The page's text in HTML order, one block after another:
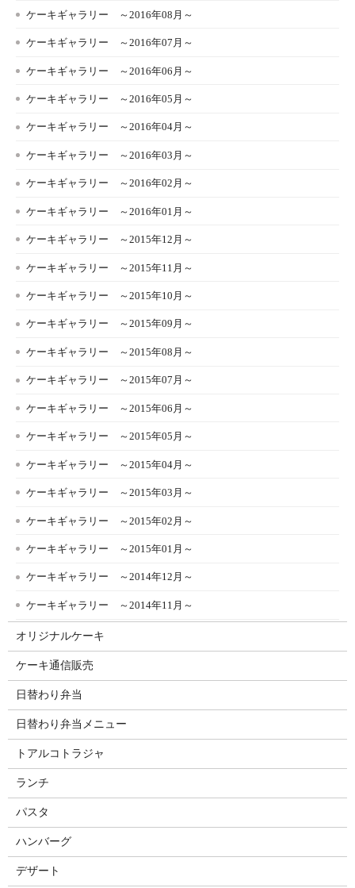
ケーキギャラリー ～2016年08月～
ケーキギャラリー ～2016年07月～
ケーキギャラリー ～2016年06月～
ケーキギャラリー ～2016年05月～
ケーキギャラリー ～2016年04月～
ケーキギャラリー ～2016年03月～
ケーキギャラリー ～2016年02月～
ケーキギャラリー ～2016年01月～
ケーキギャラリー ～2015年12月～
ケーキギャラリー ～2015年11月～
ケーキギャラリー ～2015年10月～
ケーキギャラリー ～2015年09月～
ケーキギャラリー ～2015年08月～
ケーキギャラリー ～2015年07月～
ケーキギャラリー ～2015年06月～
ケーキギャラリー ～2015年05月～
ケーキギャラリー ～2015年04月～
ケーキギャラリー ～2015年03月～
ケーキギャラリー ～2015年02月～
ケーキギャラリー ～2015年01月～
ケーキギャラリー ～2014年12月～
ケーキギャラリー ～2014年11月～
オリジナルケーキ
ケーキ通信販売
日替わり弁当
日替わり弁当メニュー
トアルコトラジャ
ランチ
パスタ
ハンバーグ
デザート